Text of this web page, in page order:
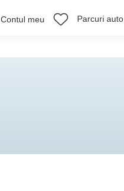
Contul meu Parcuri auto